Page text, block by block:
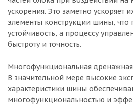
ускорения. Это заметно ускоряет
элементы конструкции шины, что
устойчивость, а процессу
быстроту и точность.
Многофункциональная
В значительной мере высокие
характеристики шины
многофункциональностью и